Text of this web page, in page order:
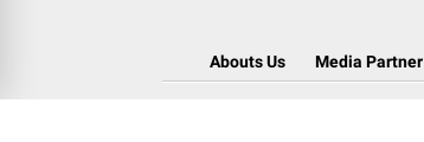
Abouts Us Media Partner